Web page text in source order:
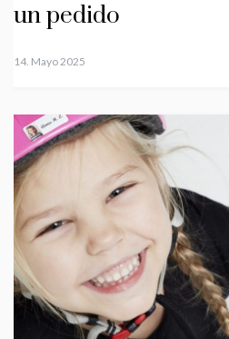
un pedido
14. Mayo 2025